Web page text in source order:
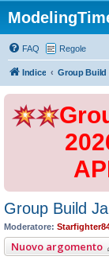
FAQ Regole
Indice
Group Build
Moderatore:
Nuovo argomento